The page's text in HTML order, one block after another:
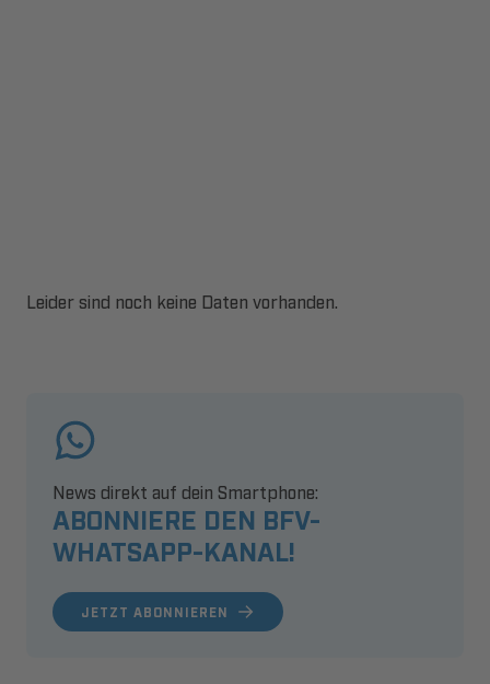
Leider sind noch keine Daten vorhanden.
ABONNIERE DEN BFV-
WHATSAPP-KANAL!
News direkt auf dein Smartphone:
JETZT ABONNIEREN